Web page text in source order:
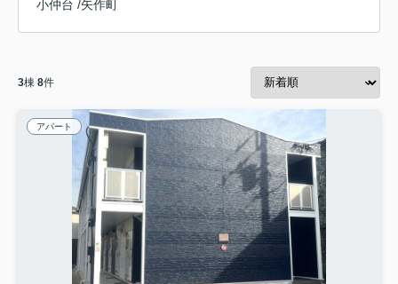
小仲台 /矢作町
3棟 8件
アパート